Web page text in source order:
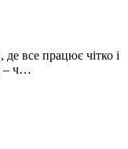
все працює чітко і
– ч…